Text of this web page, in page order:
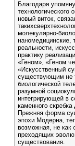
Благодаря
новый виток,
молекулярно-
наномедицинские,
реальности,
практику
«Геном», «Геном
«Искусственный
существующим не
биологической
разумной
интегрирующей в
каменного скребка
Прежняя форма
эпохи Модерна,
возможная, не как
преходящих
существования.